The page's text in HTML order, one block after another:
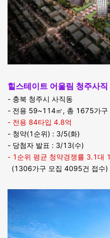
힐스테이트 어울림 청주사직
- 충북 청주시 사직동
- 전용 59~114㎡, 총 1675가구
- 전용 84타입 4.8억
- 청약(1순위) : 3/5(화)
- 당첨자 발표 : 3/13(수)
- 1순위 평균 청약경쟁률 3.1대 1
(1306가구 모집 4095건 접수)